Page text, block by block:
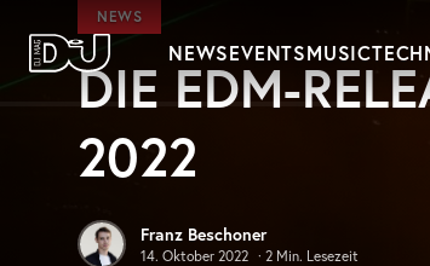
Zum Hauptinhalt springen
DJ Mag Germany
NEWSEVENTSMUSIC
NEWS
DIE EDM-
2022
Franz Beschoner
14. Oktober 2022 · 2 Min. Lesezeit